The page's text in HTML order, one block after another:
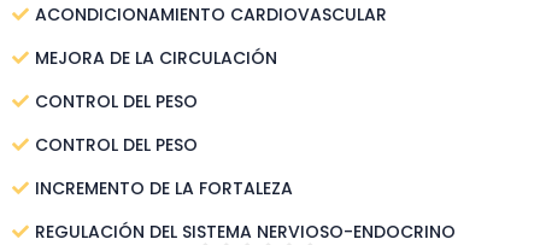
ACONDICIONAMIENTO CARDIOVASCULAR
MEJORA DE LA CIRCULACIÓN
CONTROL DEL PESO
CONTROL DEL PESO
INCREMENTO DE LA FORTALEZA
REGULACIÓN DEL SISTEMA NERVIOSO-ENDOCRINO